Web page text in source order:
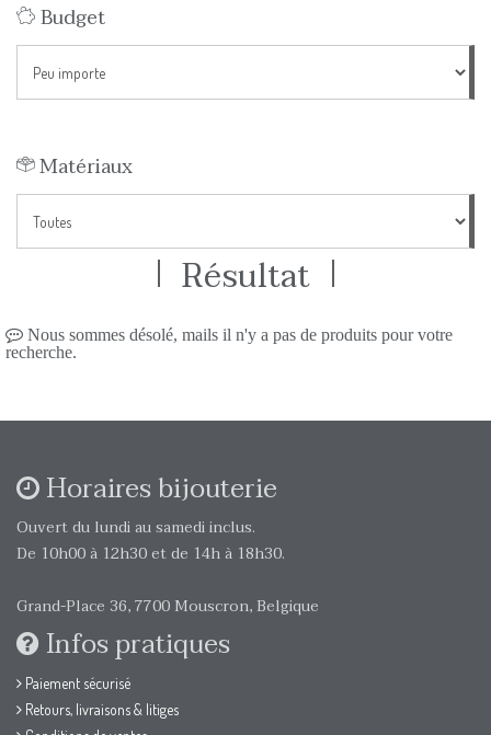
Budget
Matériaux
Résultat
Nous sommes désolé, mails il n'y a pas de produits pour votre
recherche.
Horaires bijouterie
Ouvert du lundi au samedi inclus.
De 10h00 à 12h30 et de 14h à 18h30.
Grand-Place 36, 7700 Mouscron, Belgique
Infos pratiques
Paiement sécurisé
Retours, livraisons & litiges